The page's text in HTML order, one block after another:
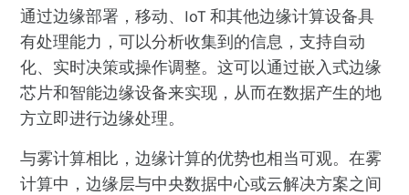
通过边缘部署，移动、IoT 和其他边缘计算设备具
有处理能力，可以分析收集到的信息，支持自动
化、实时决策或操作调整。这可以通过嵌入式边缘
芯片和智能边缘设备来实现，从而在数据产生的地
方立即进行边缘处理。
与雾计算相比，边缘计算的优势也相当可观。在雾
计算中，边缘层与中央数据中心或云解决方案之间